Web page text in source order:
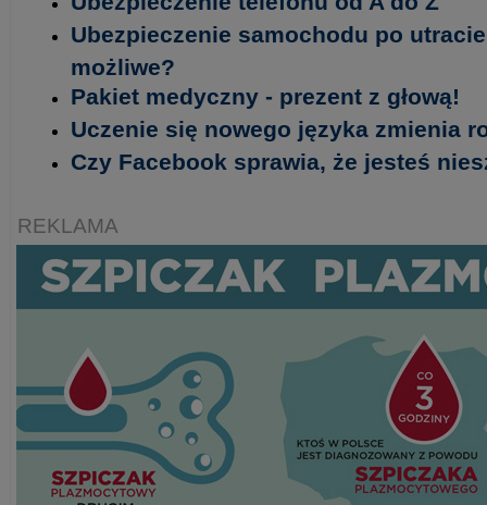
Ubezpieczenie samochodu po
możliwe?
Pakiet medyczny - prezent z głową!
Uczenie się nowego języka zmienia
Czy Facebook sprawia, że jesteś
REKLAMA